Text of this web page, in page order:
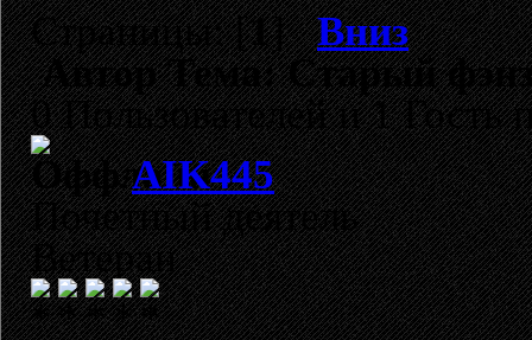
Страницы: [1]Вниз
АвторТема: Старый
0 Пользователей и 1 Гость
AIK445
Почетный деятель
Ветеран